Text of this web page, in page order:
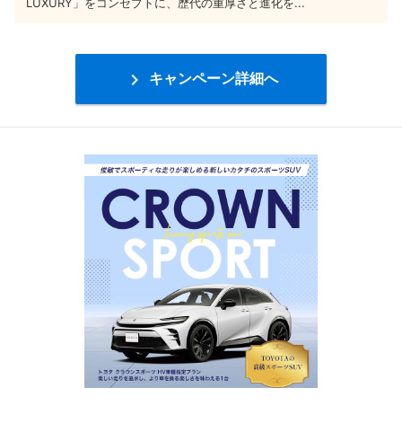
LUXURY」をコンセプトに、歴代の重厚さと進化を...
 キャンペーン詳細へ